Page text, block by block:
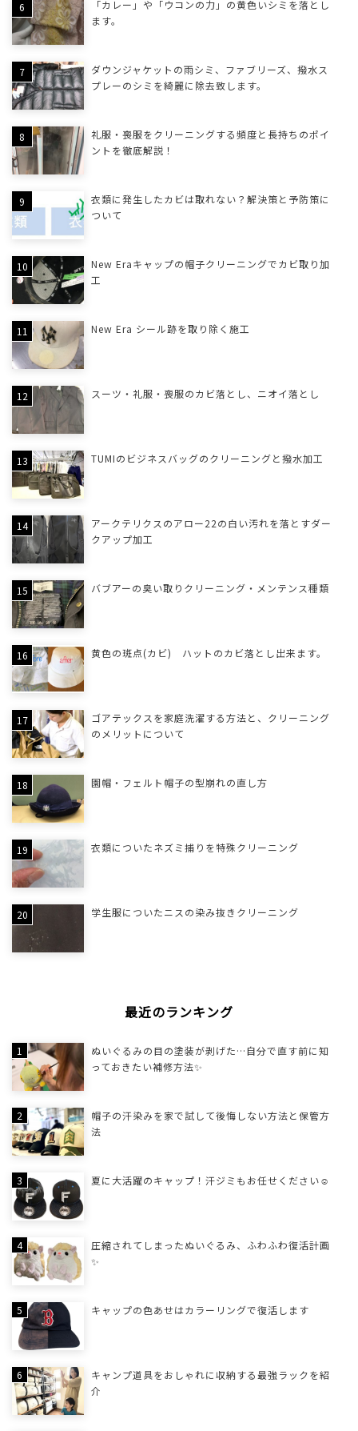
「カレー」や「ウコンの力」の黄色いシミを落とし
ます。
ダウンジャケットの雨シミ、ファブリーズ、撥水ス
プレーのシミを綺麗に除去致します。
礼服・喪服をクリーニングする頻度と長持ちのポイ
ントを徹底解説！
衣類に発生したカビは取れない？解決策と予防策に
ついて
New Eraキャップの帽子クリーニングでカビ取り加
工
New Era シール跡を取り除く施工
スーツ・礼服・喪服のカビ落とし、ニオイ落とし
TUMIのビジネスバッグのクリーニングと撥水加工
アークテリクスのアロー22の白い汚れを落とすダー
クアップ加工
バブアーの臭い取りクリーニング・メンテンス種類
黄色の斑点(カビ) ハットのカビ落とし出来ます。
ゴアテックスを家庭洗濯する方法と、クリーニング
のメリットについて
園帽・フェルト帽子の型崩れの直し方
衣類についたネズミ捕りを特殊クリーニング
学生服についたニスの染み抜きクリーニング
最近のランキング
ぬいぐるみの目の塗装が剥げた…自分で直す前に知
っておきたい補修方法✨
帽子の汗染みを家で試して後悔しない方法と保管方
法
夏に大活躍のキャップ！汗ジミもお任せください☺
圧縮されてしまったぬいぐるみ、ふわふわ復活計画
✨
キャップの色あせはカラーリングで復活します
キャンプ道具をおしゃれに収納する最強ラックを紹
介